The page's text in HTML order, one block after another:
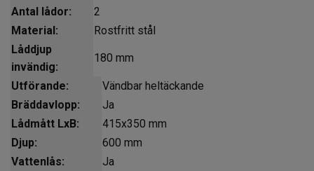
Antal lådor:
2
Material:
Rostfritt stål
Låddjup
invändig:
180 mm
Utförande:
Vändbar heltäckande
Bräddavlopp:
Ja
Lådmått LxB:
415x350 mm
Djup:
600 mm
Vattenlås:
Ja